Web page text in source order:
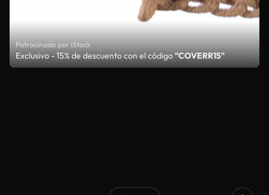
Patrocinado por iStock
Exclusivo - 15% de descuento con el código"COVERR15"